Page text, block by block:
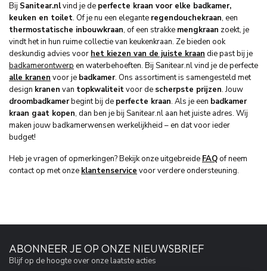
Bij Sanitear.nlvind je de perfecte kraan voor elke badkamer,
keuken en toilet. Of je nu een elegante regendouchekraan, een
thermostatische inbouwkraan, of een strakke mengkraan zoekt, je
vindt het in hun ruime collectie van keukenkraan. Ze bieden ook
deskundig advies voor het kiezen van de juiste kraan die past bij je
badkamerontwerp en waterbehoeften. Bij Sanitear.nl vind je de perfecte
alle kranen voor je badkamer. Ons assortiment is samengesteld met
design kranen van topkwaliteitvoor de scherpste prijzen. Jouw
droombadkamerbegint bij de perfecte kraan. Als je een badkamer
kraan gaat kopen, dan ben je bij Sanitear.nl aan het juiste adres. Wij
maken jouw badkamerwensen werkelijkheid – en dat voor ieder
budget!
Heb je vragen of opmerkingen? Bekijk onze uitgebreide FAQof neem
contact op met onze klantenservice voor verdere ondersteuning.
ABONNEER JE OP ONZE NIEUWSBRIEF
Blijf op de hoogte over onze laatste acties